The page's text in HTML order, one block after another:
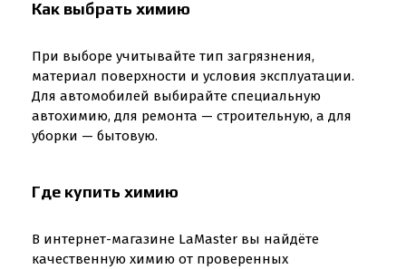
Как выбрать химию
При выборе учитывайте тип загрязнения,
материал поверхности и условия эксплуатации.
Для автомобилей выбирайте специальную
автохимию, для ремонта — строительную, а для
уборки — бытовую.
Где купить химию
В интернет-магазине LaMaster вы найдёте
качественную химию от проверенных